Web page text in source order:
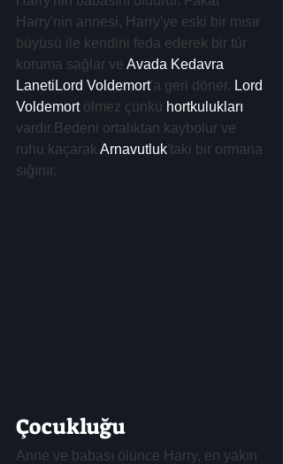
Harry'nin annesi, Harry'ye eski bir mısır
büyüsü ile kendini feda ederek bir tür
koruma sağlar ve Avada Kedavra
LanetiLord Voldemort'a geri döner. Lord
Voldemort ölmez çünkü hortkulukları
vardır.Bedeni ortalıktan kaybolur ve
ruhu kaçarak Arnavutluk'taki bir ormana
sığınır.
Çocukluğu
Anne ve babası ölünce Harry, en yakın